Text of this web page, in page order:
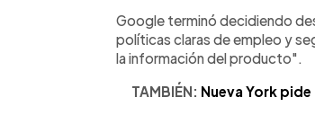
Google terminó decidiendo
políticas claras de empleo y
la información del producto".
TAMBIÉN: Nueva York